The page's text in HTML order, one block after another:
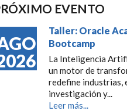
EVENTO
Taller: Oracle
Bootcamp
La Inteligencia
un motor de
redefine industrias,
investigación y...
Leer más...